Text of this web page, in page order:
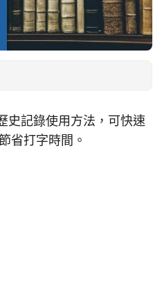
史記錄使用方法，可快速
省打字時間。